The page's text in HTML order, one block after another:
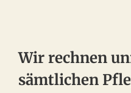
Wir rechnen
sämtlichen